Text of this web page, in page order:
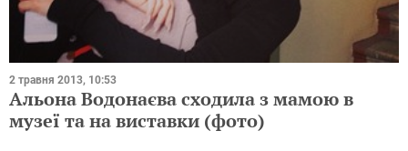
2 травня 2013, 10:53
Альона Водонаєва сходила з мамою в
музеї та на виставки (фото)